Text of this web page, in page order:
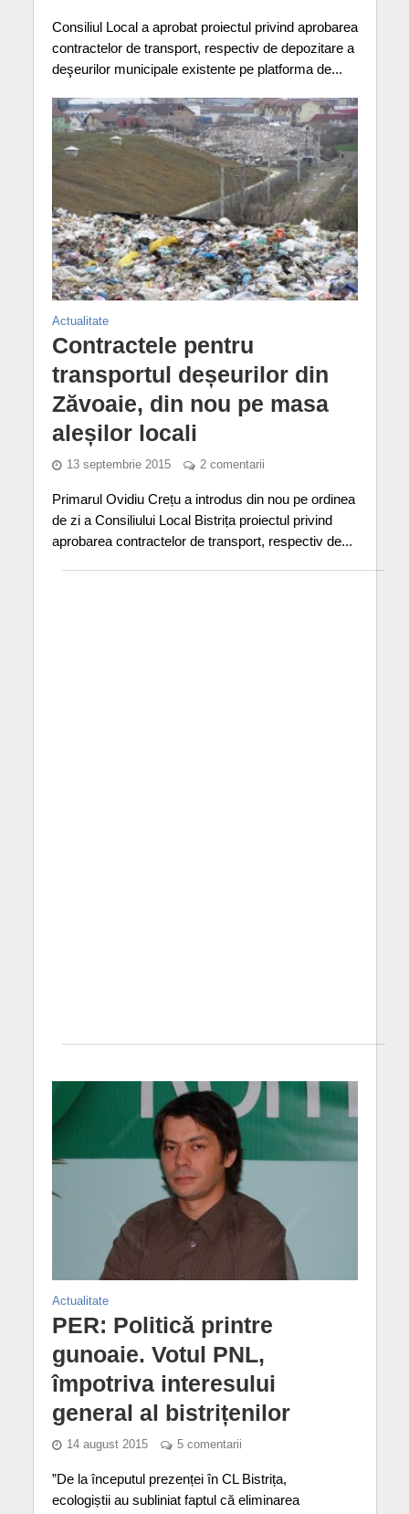
Consiliul Local a aprobat proiectul privind aprobarea
contractelor de transport, respectiv de depozitare a
deşeurilor municipale existente pe platforma de...
Actualitate
Contractele pentru
transportul deșeurilor din
Zăvoaie, din nou pe masa
aleșilor locali
13 septembrie 2015 2 comentarii
Primarul Ovidiu Crețu a introdus din nou pe ordinea
de zi a Consiliului Local Bistrița proiectul privind
aprobarea contractelor de transport, respectiv de...
Actualitate
PER: Politică printre
gunoaie. Votul PNL,
împotriva interesului
general al bistrițenilor
14 august 2015 5 comentarii
”De la începutul prezenței în CL Bistrița,
ecologiștii au subliniat faptul că eliminarea